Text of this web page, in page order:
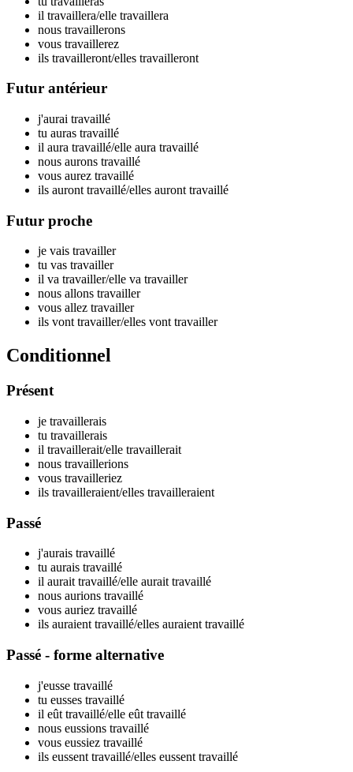
il travaillera/elle travaillera
nous travaillerons
vous travaillerez
ils travailleront/elles travailleront
Futur antérieur
j'aurai travaillé
tu auras travaillé
il aura travaillé/elle aura travaillé
nous aurons travaillé
vous aurez travaillé
ils auront travaillé/elles auront travaillé
Futur proche
je vais travailler
tu vas travailler
il va travailler/elle va travailler
nous allons travailler
vous allez travailler
ils vont travailler/elles vont travailler
Conditionnel
Présent
je travaillerais
tu travaillerais
il travaillerait/elle travaillerait
nous travaillerions
vous travailleriez
ils travailleraient/elles travailleraient
Passé
j'aurais travaillé
tu aurais travaillé
il aurait travaillé/elle aurait travaillé
nous aurions travaillé
vous auriez travaillé
ils auraient travaillé/elles auraient travaillé
Passé - forme alternative
j'eusse travaillé
tu eusses travaillé
il eût travaillé/elle eût travaillé
nous eussions travaillé
vous eussiez travaillé
ils eussent travaillé/elles eussent travaillé